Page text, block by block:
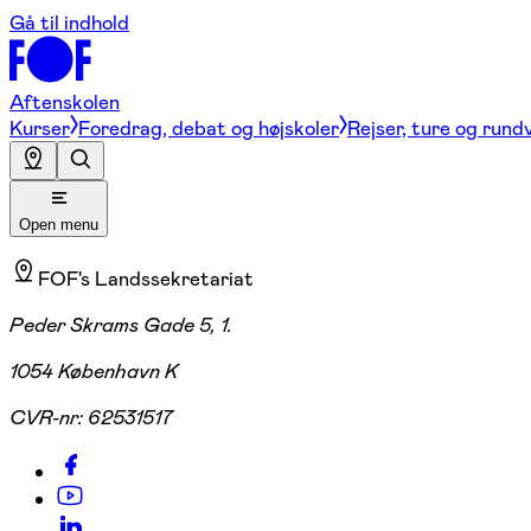
Gå til indhold
Aftenskolen
Kurser Foredrag, debat og højskoler Rejser, ture og
Open menu
FOF's Landssekretariat
Peder Skrams Gade 5, 1.
1054 København K
CVR-nr: 62531517